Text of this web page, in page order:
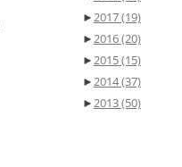
►2017(19)
►2016(20)
►2015(15)
►2014(37)
►2013(50)